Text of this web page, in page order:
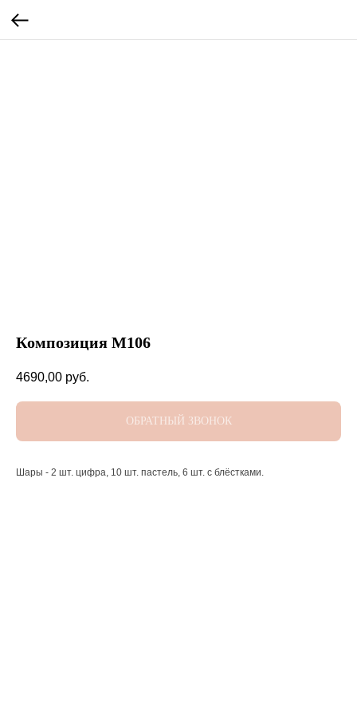
Композиция М106
4690,00 руб.
ОБРАТНЫЙ ЗВОНОК
Шары - 2 шт. цифра, 10 шт. пастель, 6 шт. с блёстками.